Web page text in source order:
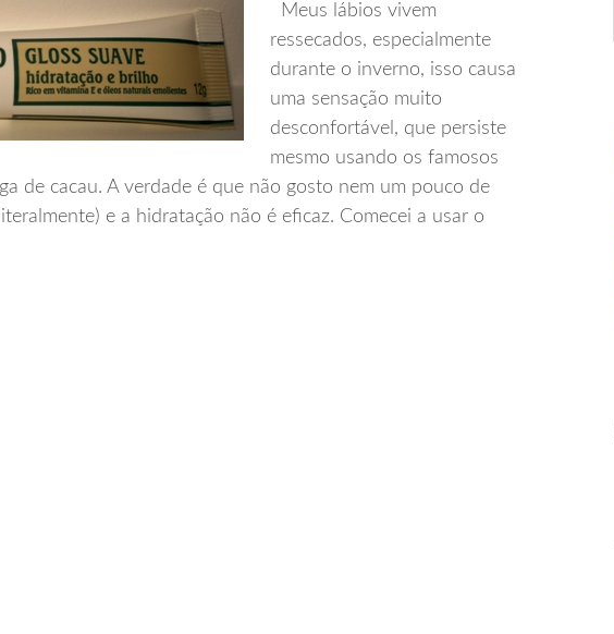
Meus lábios vivem
ressecados, especialmente
durante o inverno, isso causa
uma sensação muito
desconfortável, que persiste
mesmo usando os famosos
de cacau. A verdade é que não gosto nem um pouco de
e a hidratação não é eficaz. Comecei a usar o